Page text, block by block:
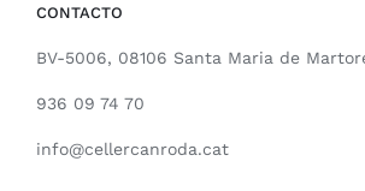
CONTACTO
BV-5006, 08106 Santa Maria de
936 09 74 70
info@cellercanroda.cat